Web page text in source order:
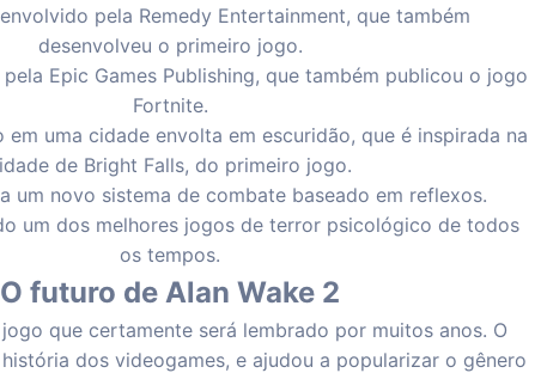
pela Remedy Entertainment, que também
desenvolveu o primeiro jogo.
Epic Games Publishing, que também publicou o jogo
Fortnite.
em uma cidade envolta em escuridão, que é inspirada na
de Bright Falls, do primeiro jogo.
um novo sistema de combate baseado em reflexos.
um dos melhores jogos de terror psicológico de todos
os tempos.
O futuro de Alan Wake 2
que certamente será lembrado por muitos anos. O
dos videogames, e ajudou a popularizar o gênero